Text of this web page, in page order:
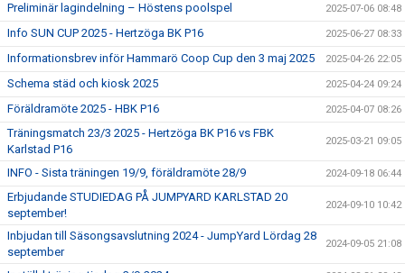
Preliminär lagindelning – Höstens poolspel 2025-07-06 08:48
Info SUN CUP 2025 - Hertzöga BK P16 2025-06-27 08:33
Informationsbrev inför Hammarö Coop Cup den 3 maj 2025 2025-04-26 22:05
Schema städ och kiosk 2025 2025-04-24 09:24
Föräldramöte 2025 - HBK P16 2025-04-07 08:26
Träningsmatch 23/3 2025 - Hertzöga BK P16 vs FBK
Karlstad P16
2025-03-21 09:05
INFO - Sista träningen 19/9, föräldramöte 28/9 2024-09-18 06:44
Erbjudande STUDIEDAG PÅ JUMPYARD KARLSTAD 20
september!
2024-09-10 10:42
Inbjudan till Säsongsavslutning 2024 - JumpYard Lördag 28
september
2024-09-05 21:08